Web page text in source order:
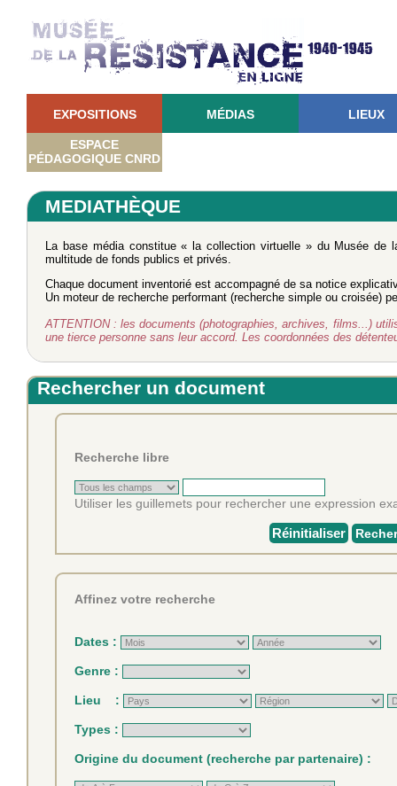
EXPOSITIONS MÉDIAS LIEUX
ESPACE
PÉDAGOGIQUE CNRD
MEDIATHÈQUE
La base média constitue « la collection virtuelle » du Musée
multitude de fonds publics et privés.
Chaque document inventorié est accompagné de sa notice
Un moteur de recherche performant (recherche simple ou croisée)
ATTENTION : les documents (photographies, archives, films...)
une tierce personne sans leur accord. Les coordonnées des
Rechercher un document
Recherche libre
Utiliser les guillemets pour rechercher une expression
Réinitialiser
Affinez votre recherche
Dates :
Genre :
Lieu :
Types :
Origine du document (recherche par partenaire) :